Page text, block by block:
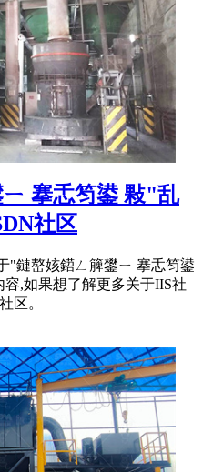
搴忎笉鍙 敤"乱
社区
"鏈嶅姟鍣ㄥ簲鐢ㄧ 搴忎笉鍙
,如果想了解更多关于IIS社
区。